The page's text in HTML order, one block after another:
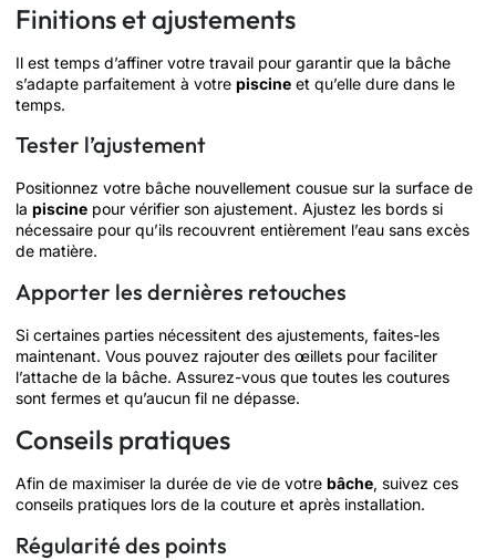
Finitions et ajustements
Il est temps d’affiner votre travail pour garantir que la bâche
s’adapte parfaitement à votre piscine et qu’elle dure dans le
temps.
Tester l’ajustement
Positionnez votre bâche nouvellement cousue sur la surface de
la piscine pour vérifier son ajustement. Ajustez les bords si
nécessaire pour qu’ils recouvrent entièrement l’eau sans excès
de matière.
Apporter les dernières retouches
Si certaines parties nécessitent des ajustements, faites-les
maintenant. Vous pouvez rajouter des œillets pour faciliter
l’attache de la bâche. Assurez-vous que toutes les coutures
sont fermes et qu’aucun fil ne dépasse.
Conseils pratiques
Afin de maximiser la durée de vie de votre bâche, suivez ces
conseils pratiques lors de la couture et après installation.
Régularité des points